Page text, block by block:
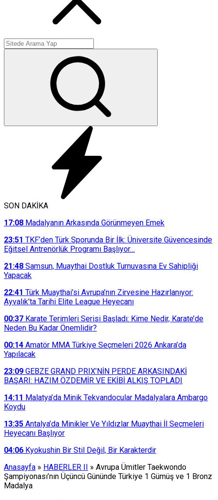
SON DAKİKA
17:08 Madalyanın Arkasında Görünmeyen Emek
23:51 TKF’den Türk Sporunda Bir İlk: Üniversite Güvencesinde
Eğitsel Antrenörlük Programı Başlıyor…
21:48 Samsun, Muaythai Dostluk Turnuvasına Ev Sahipliği
Yapacak
22:41 Türk Muaythai’si Avrupa’nın Zirvesine Hazırlanıyor:
Ayvalık’ta Tarihi Elite League Heyecanı
00:37 Karate Terimleri Serisi Başladı: Kime Nedir, Karate’de
Neden Bu Kadar Önemlidir?
00:14 Amatör MMA Türkiye Seçmeleri 2026 Ankara’da
Yapılacak
23:09 GEBZE GRAND PRIX’NİN PERDE ARKASINDAKİ
BAŞARI: HAZIM ÖZDEMİR VE EKİBİ ALKIŞ TOPLADI
14:11 Malatya’da Minik Tekvandocular Madalyalara Ambargo
Koydu
13:35 Antalya’da Minikler Ve Yıldızlar Muaythai İl Seçmeleri
Heyecanı Başlıyor
04:06 Kyokushin Bir Stil Değil, Bir Karakterdir
Anasayfa » HABERLER II » Avrupa Ümitler Taekwondo
Şampiyonası’nın Üçüncü Gününde Türkiye 1 Gümüş ve 1 Bronz
Madalya